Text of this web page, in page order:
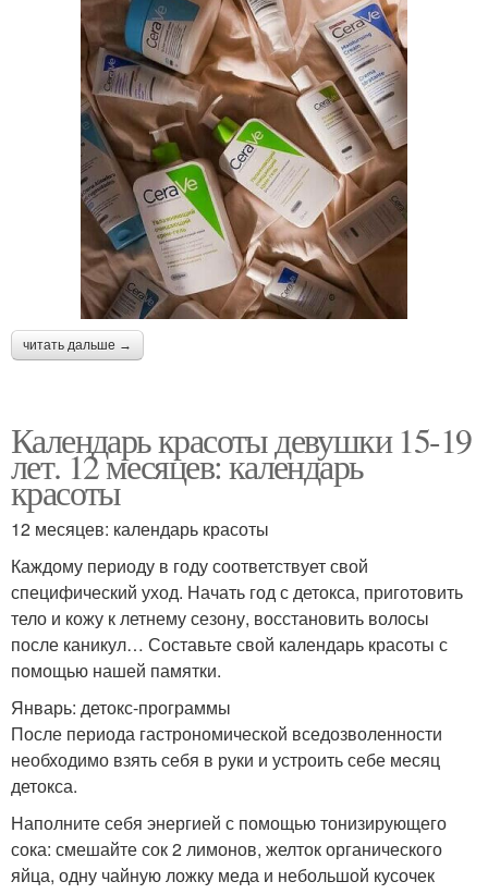
читать дальше →
Календарь красоты девушки 15-19
лет. 12 месяцев: календарь
красоты
12 месяцев: календарь красоты
Каждому периоду в году соответствует свой
специфический уход. Начать год с детокса, приготовить
тело и кожу к летнему сезону, восстановить волосы
после каникул… Составьте свой календарь красоты с
помощью нашей памятки.
Январь: детокс-программы
После периода гастрономической вседозволенности
необходимо взять себя в руки и устроить себе месяц
детокса.
Наполните себя энергией с помощью тонизирующего
сока: смешайте сок 2 лимонов, желток органического
яйца, одну чайную ложку меда и небольшой кусочек